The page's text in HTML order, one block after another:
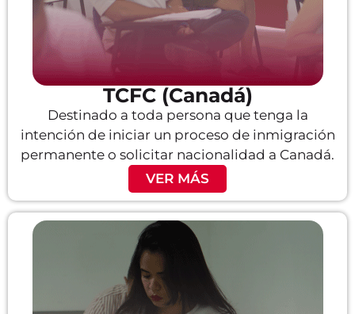
TCFC (Canadá)
Destinado a toda persona que tenga la
intención de iniciar un proceso de inmigración
permanente o solicitar nacionalidad a Canadá.
VER MÁS